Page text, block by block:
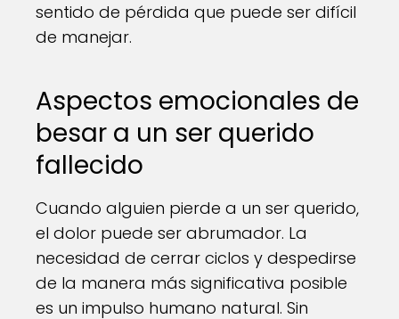
sentido de pérdida que puede ser difícil
de manejar.
Aspectos emocionales de
besar a un ser querido
fallecido
Cuando alguien pierde a un ser querido,
el dolor puede ser abrumador. La
necesidad de cerrar ciclos y despedirse
de la manera más significativa posible
es un impulso humano natural. Sin